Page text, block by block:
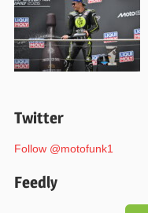
Twitter
Follow @motofunk1
Feedly